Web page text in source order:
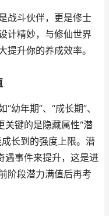
战斗伙伴，更是修士
计精妙，与修仙世界
提升你的养成效率。
幼年期”、“成长期”、
关键的是隐藏属性“潜
长到的强度上限。潜
遇事件来提升，这是进
阶段潜力满值后再考